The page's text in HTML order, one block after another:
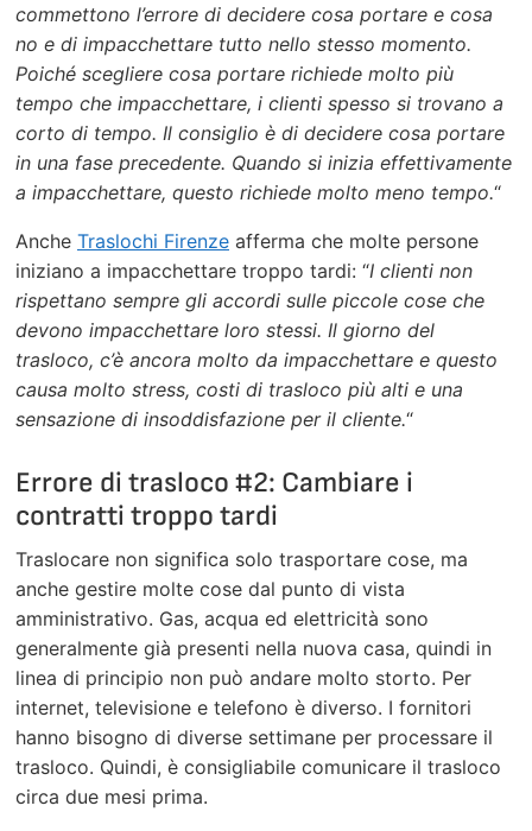
commettono l’errore di decidere cosa portare e cosa
no e di impacchettare tutto nello stesso momento.
Poiché scegliere cosa portare richiede molto più
tempo che impacchettare, i clienti spesso si trovano a
corto di tempo. Il consiglio è di decidere cosa portare
in una fase precedente. Quando si inizia effettivamente
a impacchettare, questo richiede molto meno tempo.“
Anche Traslochi Firenze afferma che molte persone
iniziano a impacchettare troppo tardi: “I clienti non
rispettano sempre gli accordi sulle piccole cose che
devono impacchettare loro stessi. Il giorno del
trasloco, c’è ancora molto da impacchettare e questo
causa molto stress, costi di trasloco più alti e una
sensazione di insoddisfazione per il cliente.“
Errore di trasloco #2: Cambiare i
contratti troppo tardi
Traslocare non significa solo trasportare cose, ma
anche gestire molte cose dal punto di vista
amministrativo. Gas, acqua ed elettricità sono
generalmente già presenti nella nuova casa, quindi in
linea di principio non può andare molto storto. Per
internet, televisione e telefono è diverso. I fornitori
hanno bisogno di diverse settimane per processare il
trasloco. Quindi, è consigliabile comunicare il trasloco
circa due mesi prima.